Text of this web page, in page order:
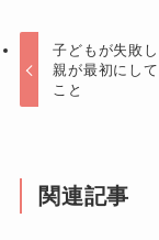
子どもが失敗し
親が最初にし
こと
関連記事